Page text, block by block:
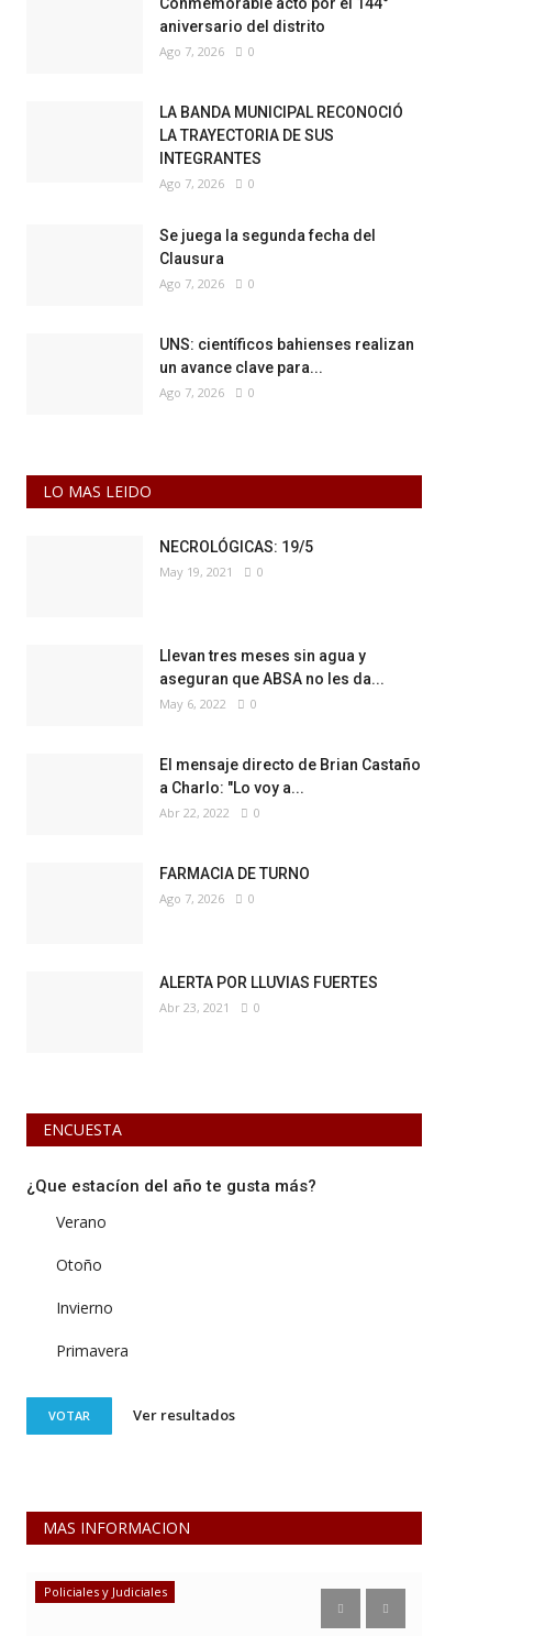
Conmemorable acto por el 144°
aniversario del distrito
Ago 7, 2026 0
LA BANDA MUNICIPAL RECONOCIÓ
LA TRAYECTORIA DE SUS
INTEGRANTES
Ago 7, 2026 0
Se juega la segunda fecha del
Clausura
Ago 7, 2026 0
UNS: científicos bahienses realizan
un avance clave para...
Ago 7, 2026 0
LO MAS LEIDO
NECROLÓGICAS: 19/5
May 19, 2021 0
Llevan tres meses sin agua y
aseguran que ABSA no les da...
May 6, 2022 0
El mensaje directo de Brian Castaño
a Charlo: "Lo voy a...
Abr 22, 2022 0
FARMACIA DE TURNO
Ago 7, 2026 0
ALERTA POR LLUVIAS FUERTES
Abr 23, 2021 0
ENCUESTA
¿Que estacíon del año te gusta más?
Verano
Otoño
Invierno
Primavera
VOTAR Ver resultados
MAS INFORMACION
Policiales y Judiciales